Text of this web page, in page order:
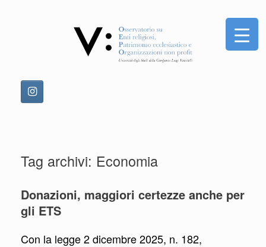
Tag archivi: Economia
Donazioni, maggiori certezze anche per
gli ETS
Con la legge 2 dicembre 2025, n. 182,